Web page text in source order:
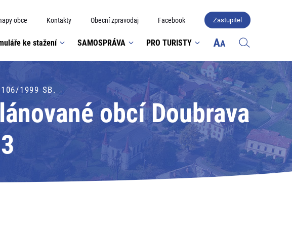
obce Kontakty Obecní zpravodaj Facebook Zastupitel
ke stažení SAMOSPRÁVA PRO TURISTY
106/1999 SB.
obcí Doubrava